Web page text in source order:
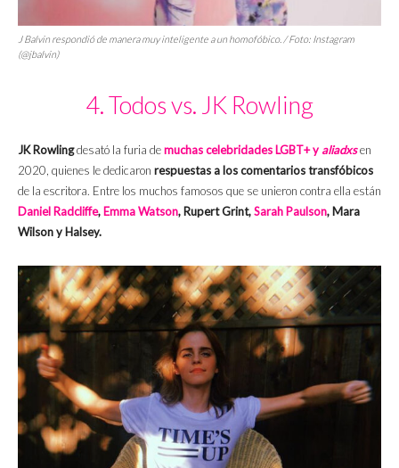
J Balvin respondió de manera muy inteligente a un homofóbico. / Foto: Instagram
(@jbalvin)
4. Todos vs. JK Rowling
JK Rowlingdesató la furia demuchas celebridades LGBT+ y aliadxsen
2020, quienes le dedicaron respuestas a los comentarios transfóbicos
de la escritora. Entre los muchos famosos que se unieron contra ella están
Daniel Radcliffe,Emma Watson, Rupert Grint,Sarah Paulson, Mara
Wilson y Halsey.